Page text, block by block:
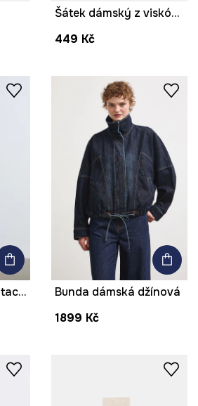
Šátek dámský z viskózy
449 Kč
Vesta dámská z imitace kůže
Bunda dámská džínová
1899 Kč